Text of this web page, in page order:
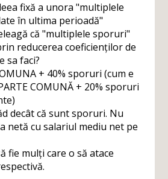
fixă a unora "multiplele
în ultima perioadă"
că "multiplele sporuri"
reducerea coeficienților de
sa faci?
+ 40% sporuri (cum e
COMUNĂ + 20% sporuri
decât că sunt sporuri. Nu
netă cu salariul mediu net pe
fie mulți care o să atace